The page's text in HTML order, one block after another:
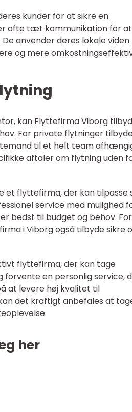
kunder for at sikre en
ofte tæt kommunikation for at
anvender deres lokale viden
og mere
kan Flyttefirma Viborg
For private flytninger
til et helt team
aftaler om flytning uden
et flyttefirma, der kan tilpasse
service med mulighed
bedst til budget og behov. For
i Viborg også tilbyde sikre
flyttefirma, der kan tage
forvente en personlig service,
at levere høj kvalitet til
det kraftigt anbefales at
her